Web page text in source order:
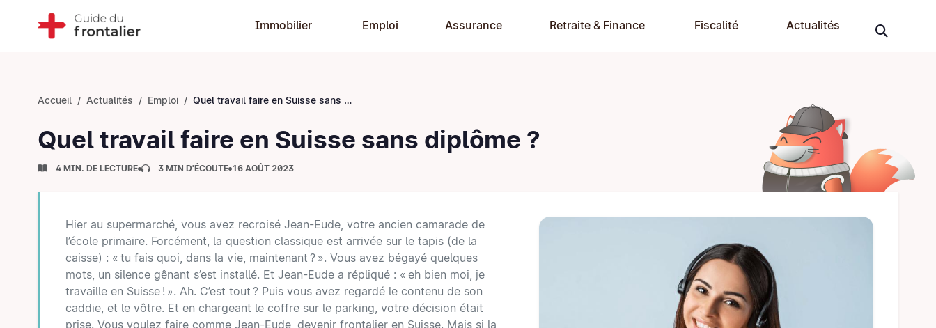
Immobilier Emploi Assurance Retraite & Finance Fiscalité Actualités
Accueil Actualités Emploi Quel travail faire en Suisse sans diplôme ?
Quel travail faire en Suisse sans diplôme ?
4 MIN. DE LECTURE 3 MIN D'ÉCOUTE 16 AOÛT 2023
Hier au supermarché, vous avez recroisé Jean-Eude, votre ancien camarade de
l’école primaire. Forcément, la question classique est arrivée sur le tapis (de la
caisse) : « tu fais quoi, dans la vie, maintenant ? ». Vous avez bégayé quelques
mots, un silence gênant s’est installé. Et Jean-Eude a répliqué : « eh bien moi, je
travaille en Suisse ! ». Ah. C’est tout ? Puis vous avez regardé le contenu de son
caddie, et le vôtre. Et en chargeant le coffre sur le parking, votre décision était
prise. Vous voulez faire comme Jean-Eude, devenir frontalier en Suisse. Mais si la